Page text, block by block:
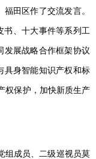
田区作了交流发言。
书、十大事件等系列工
发展战略合作框架协议
具身智能知识产权和标
权保护，加快新质生产
组成员、二级巡视员莫